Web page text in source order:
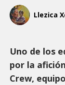
Llezica
Uno de los
por la
Crew,